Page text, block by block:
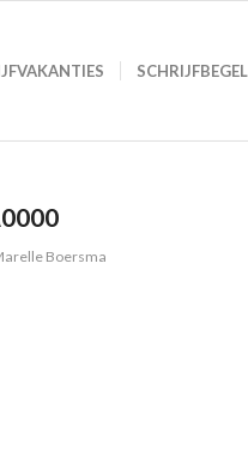
Boersma